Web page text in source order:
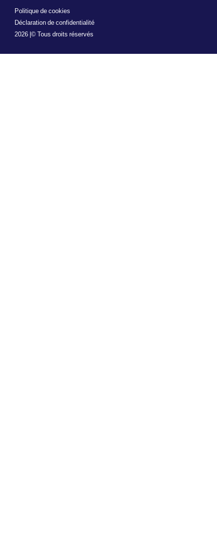
2026 |© Tous droits réservés
Politique de cookies
Déclaration de confidentialité